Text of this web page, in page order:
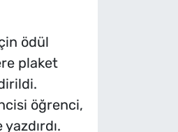
ödül
plaket
öğrenci,